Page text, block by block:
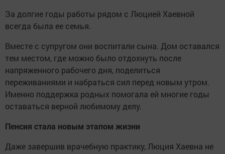
За долгие годы работы рядом с Люцией Хаевной
всегда была ее семья.
Вместе с супругом они воспитали сына. Дом оставался
тем местом, где можно было отдохнуть после
напряженного рабочего дня, поделиться
переживаниями и набраться сил перед новым утром.
Именно поддержка родных помогала ей многие годы
оставаться верной любимому делу.
Пенсия стала новым этапом жизни
Даже завершив врачебную практику, Люция Хаевна не